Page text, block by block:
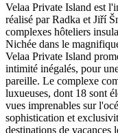
Velaa Private Island est
réalisé par Radka et Jiří
complexes hôteliers
Nichée dans le
Velaa Private Island
intimité inégalés, pour
pareille. Le complexe
luxueuses, dont 18 sont
vues imprenables sur
sophistication et
destinations de vacances